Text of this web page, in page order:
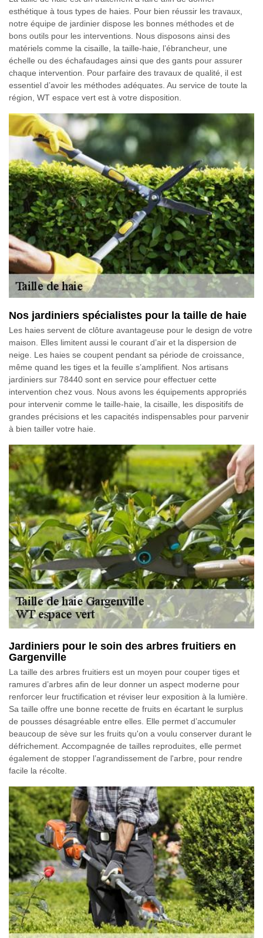
esthétique à tous types de haies. Pour bien réussir les travaux,
notre équipe de jardinier dispose les bonnes méthodes et de
bons outils pour les interventions. Nous disposons ainsi des
matériels comme la cisaille, la taille-haie, l’ébrancheur, une
échelle ou des échafaudages ainsi que des gants pour assurer
chaque intervention. Pour parfaire des travaux de qualité, il est
essentiel d’avoir les méthodes adéquates. Au service de toute la
région, WT espace vert est à votre disposition.
Nos jardiniers spécialistes pour la taille de haie
Les haies servent de clôture avantageuse pour le design de votre
maison. Elles limitent aussi le courant d’air et la dispersion de
neige. Les haies se coupent pendant sa période de croissance,
même quand les tiges et la feuille s’amplifient. Nos artisans
jardiniers sur 78440 sont en service pour effectuer cette
intervention chez vous. Nous avons les équipements appropriés
pour intervenir comme le taille-haie, la cisaille, les dispositifs de
grandes précisions et les capacités indispensables pour parvenir
à bien tailler votre haie.
Jardiniers pour le soin des arbres fruitiers en
Gargenville
La taille des arbres fruitiers est un moyen pour couper tiges et
ramures d’arbres afin de leur donner un aspect moderne pour
renforcer leur fructification et réviser leur exposition à la lumière.
Sa taille offre une bonne recette de fruits en écartant le surplus
de pousses désagréable entre elles. Elle permet d’accumuler
beaucoup de sève sur les fruits qu'on a voulu conserver durant le
défrichement. Accompagnée de tailles reproduites, elle permet
également de stopper l’agrandissement de l'arbre, pour rendre
facile la récolte.